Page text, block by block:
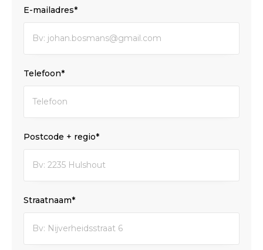
E-mailadres*
Telefoon*
Postcode + regio*
Straatnaam*